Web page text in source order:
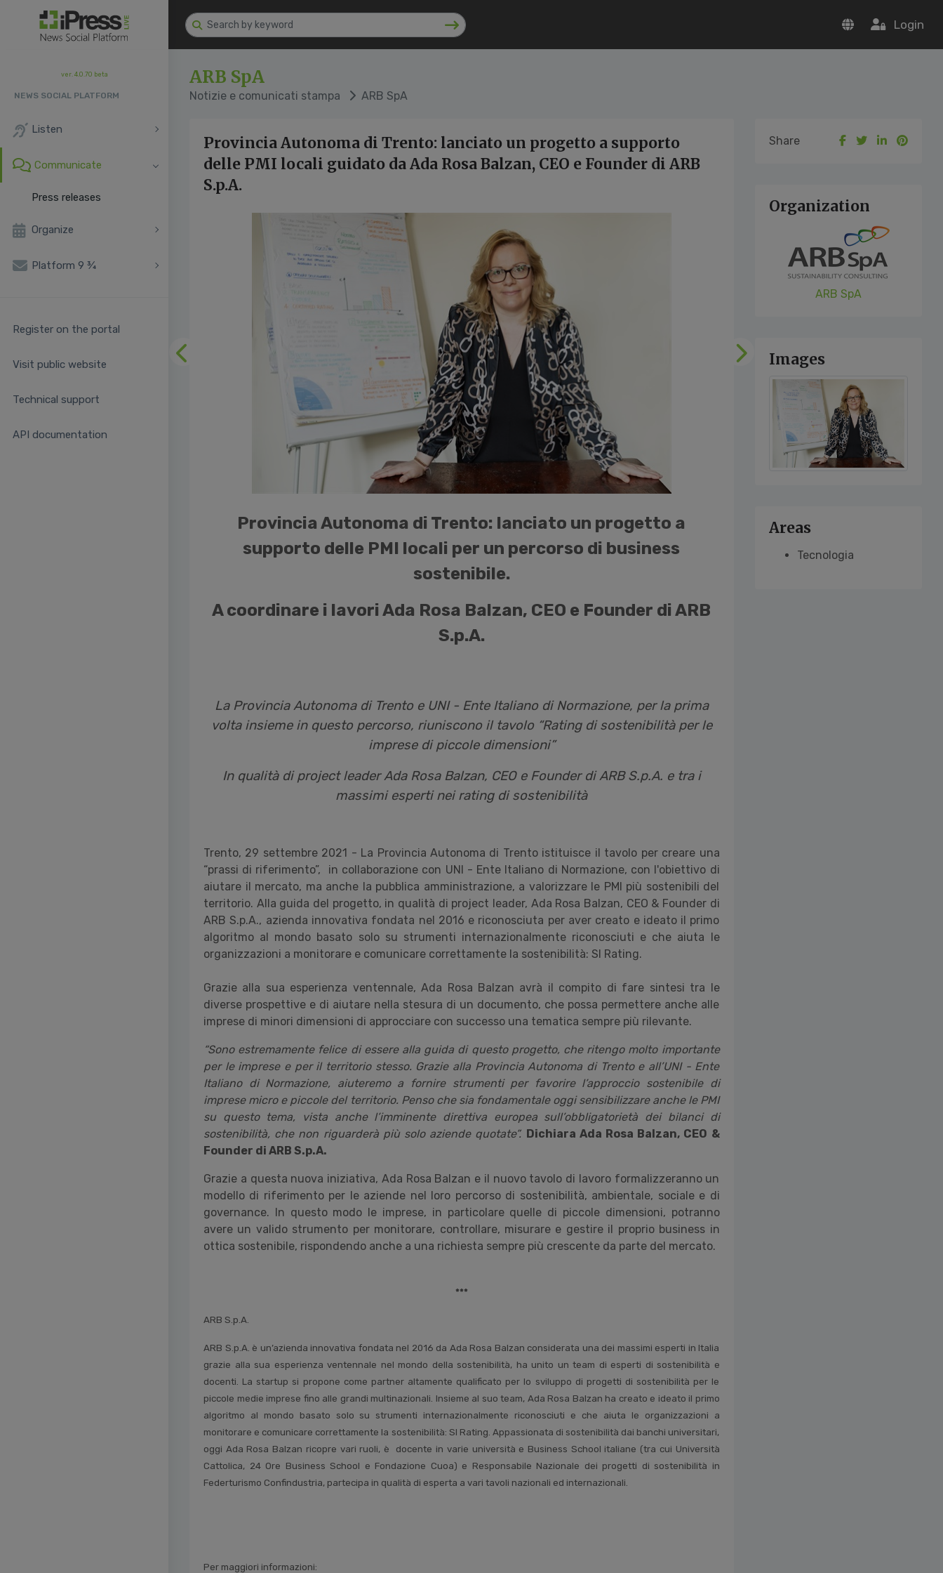
Login
ver. 4.0.70 beta
NEWS SOCIAL PLATFORM
Listen
Communicate
Press releases
Organize
Platform 9 ¾
Register on the portal
Visit public website
Technical support
API documentation
ARB SpA
Notizie e comunicati stampa ARB SpA
Provincia Autonoma di Trento: lanciato un progetto a supporto
delle PMI locali guidato da Ada Rosa Balzan, CEO e Founder di ARB
S.p.A.
Previous Following
Provincia Autonoma di Trento: lanciato un progetto a
supporto delle PMI locali per un percorso di business
sostenibile.
A coordinare i lavori Ada Rosa Balzan, CEO e Founder di ARB
S.p.A.
La Provincia Autonoma di Trento e UNI - Ente Italiano di Normazione, per la prima
volta insieme in questo percorso, riuniscono il tavolo “Rating di sostenibilità per le
imprese di piccole dimensioni”
In qualità di project leader Ada Rosa Balzan, CEO e Founder di ARB S.p.A. e tra i
massimi esperti nei rating di sostenibilità
Trento, 29 settembre 2021 - La Provincia Autonoma di Trento istituisce il tavolo per creare una
“prassi di riferimento”, in collaborazione con UNI - Ente Italiano di Normazione, con l'obiettivo di
aiutare il mercato, ma anche la pubblica amministrazione, a valorizzare le PMI più sostenibili del
territorio. Alla guida del progetto, in qualità di project leader, Ada Rosa Balzan, CEO & Founder di
ARB S.p.A., azienda innovativa fondata nel 2016 e riconosciuta per aver creato e ideato il primo
algoritmo al mondo basato solo su strumenti internazionalmente riconosciuti e che aiuta le
organizzazioni a monitorare e comunicare correttamente la sostenibilità: SI Rating.
Grazie alla sua esperienza ventennale, Ada Rosa Balzan avrà il compito di fare sintesi tra le
diverse prospettive e di aiutare nella stesura di un documento, che possa permettere anche alle
imprese di minori dimensioni di approcciare con successo una tematica sempre più rilevante.
“Sono estremamente felice di essere alla guida di questo progetto, che ritengo molto importante
per le imprese e per il territorio stesso. Grazie alla Provincia Autonoma di Trento e all’UNI - Ente
Italiano di Normazione, aiuteremo a fornire strumenti per favorire l’approccio sostenibile di
imprese micro e piccole del territorio. Penso che sia fondamentale oggi sensibilizzare anche le PMI
su questo tema, vista anche l’imminente direttiva europea sull’obbligatorietà dei bilanci di
sostenibilità, che non riguarderà più solo aziende quotate”. Dichiara Ada Rosa Balzan, CEO &
Founder di ARB S.p.A.
Grazie a questa nuova iniziativa, Ada Rosa Balzan e il nuovo tavolo di lavoro formalizzeranno un
modello di riferimento per le aziende nel loro percorso di sostenibilità, ambientale, sociale e di
governance. In questo modo le imprese, in particolare quelle di piccole dimensioni, potranno
avere un valido strumento per monitorare, controllare, misurare e gestire il proprio business in
ottica sostenibile, rispondendo anche a una richiesta sempre più crescente da parte del mercato.
***
ARB S.p.A.
ARB S.p.A. è un’azienda innovativa fondata nel 2016 da Ada Rosa Balzan considerata una dei massimi esperti in Italia
grazie alla sua esperienza ventennale nel mondo della sostenibilità, ha unito un team di esperti di sostenibilità e
docenti. La startup si propone come partner altamente qualificato per lo sviluppo di progetti di sostenibilità per le
piccole medie imprese fino alle grandi multinazionali. Insieme al suo team, Ada Rosa Balzan ha creato e ideato il primo
algoritmo al mondo basato solo su strumenti internazionalmente riconosciuti e che aiuta le organizzazioni a
monitorare e comunicare correttamente la sostenibilità: SI Rating. Appassionata di sostenibilità dai banchi universitari,
oggi Ada Rosa Balzan ricopre vari ruoli, è docente in varie università e Business School italiane (tra cui Università
Cattolica, 24 Ore Business School e Fondazione Cuoa) e Responsabile Nazionale dei progetti di sostenibilità in
Federturismo Confindustria, partecipa in qualità di esperta a vari tavoli nazionali ed internazionali.
Per maggiori informazioni:
Share
Organization
ARB SpA
Images
Areas
Tecnologia